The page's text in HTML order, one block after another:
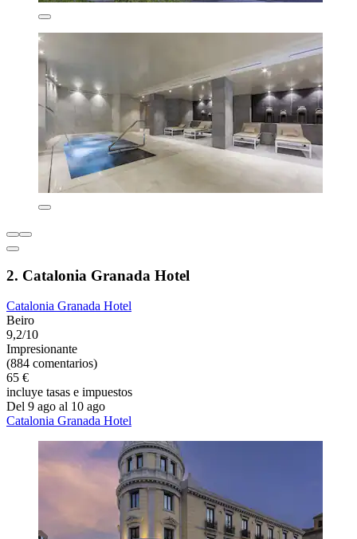
2. Catalonia Granada Hotel
Catalonia Granada Hotel
Beiro
9,2/10
Impresionante
(884 comentarios)
65 €
incluye tasas e impuestos
Del 9 ago al 10 ago
Catalonia Granada Hotel